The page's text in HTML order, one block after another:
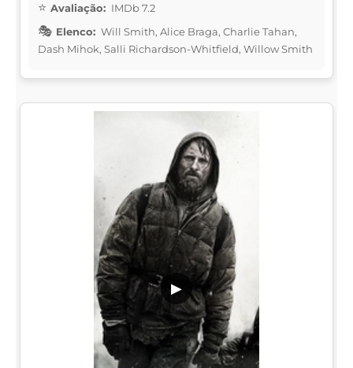
Avaliação: IMDb 7.2
Elenco: Will Smith, Alice Braga, Charlie Tahan,
Dash Mihok, Salli Richardson-Whitfield, Willow Smith
▶